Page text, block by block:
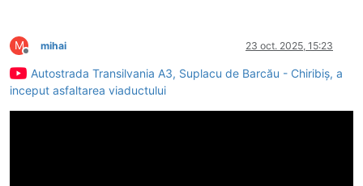
M
Deconectat
mihai 23 oct. 2025, 15:23
Autostrada Transilvania A3, Suplacu de Barcău - Chiribiș, a
inceput asfaltarea viaductului